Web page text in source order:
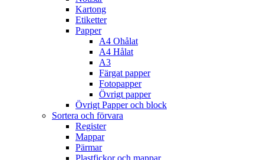
Kartong
Etiketter
Papper
A4 Ohålat
A4 Hålat
A3
Färgat papper
Fotopapper
Övrigt papper
Övrigt Papper och block
Sortera och förvara
Register
Mappar
Pärmar
Plastfickor och mappar